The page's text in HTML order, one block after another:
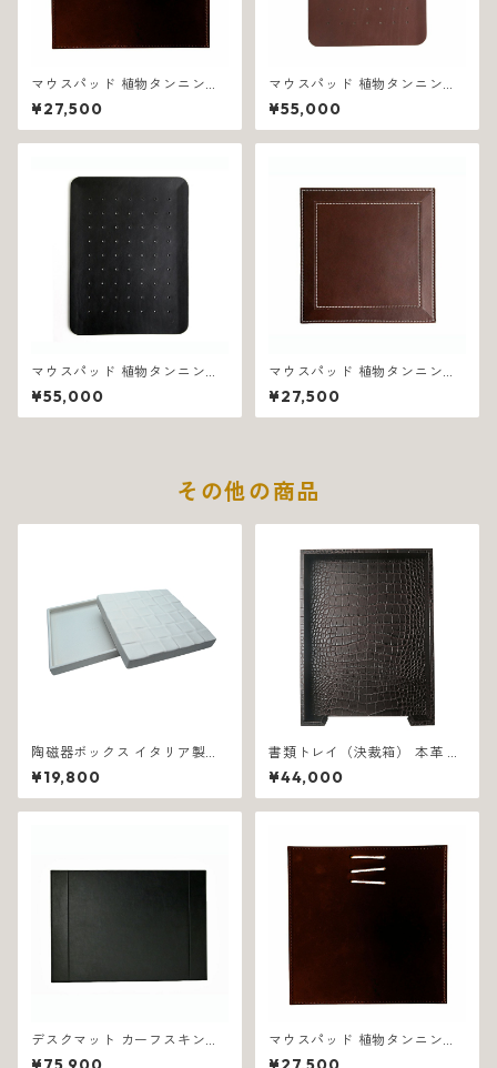
マウスパッド 植物タンニン鞣
し革 イタリア製 ブラウン リー
ネア 1076
¥27,500
マウスパッド 植物タンニン鞣
し革 イタリア製 ブラウン エス
テーゾ 1317
¥55,000
マウスパッド 植物タンニン鞣
し革 イタリア製 ブラック エス
テーゾ 1318
¥55,000
マウスパッド 植物タンニン鞣
し革 イタリア製 ブラウン エン
リコ 1319
¥27,500
その他の商品
陶磁器ボックス イタリア製ハ
ンドクラフト スクエア ホワイ
ト 1138
¥19,800
書類トレイ（決裁箱） 本革 ク
ロコダイル調 イタリア製 ブラ
ウン フロリダ 1312
¥44,000
デスクマット カーフスキンレ
ザー イタリア製 ポケット付き
マウスパッド 植物タンニン鞣
し革 イタリア製 ブラウン リー